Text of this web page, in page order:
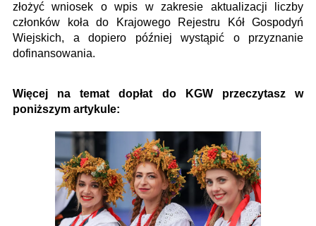
złożyć wniosek o wpis w zakresie aktualizacji liczby
członków koła do Krajowego Rejestru Kół Gospodyń
Wiejskich, a dopiero później wystąpić o przyznanie
dofinansowania.
Więcej na temat dopłat do KGW przeczytasz w
poniższym artykule: